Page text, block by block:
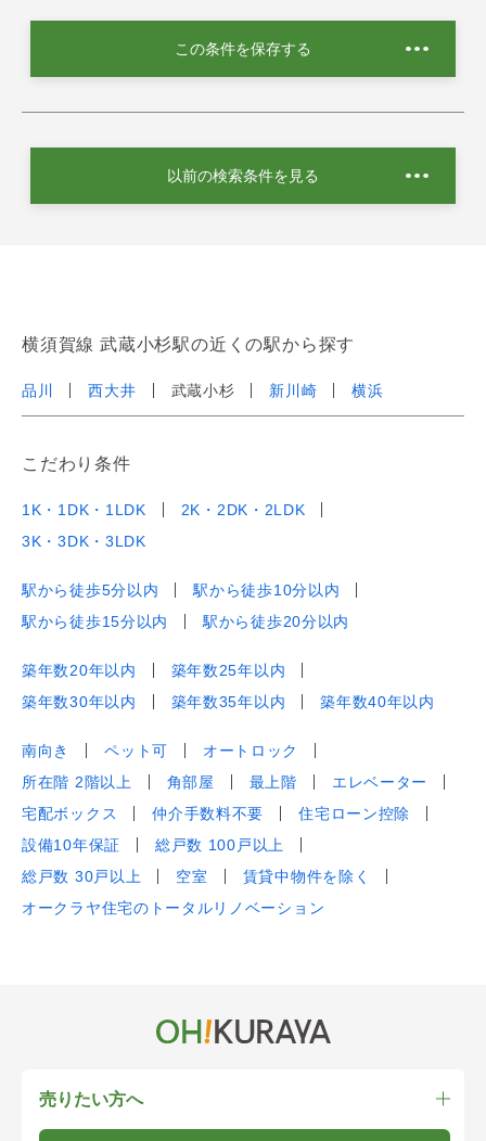
この条件を保存する
以前の検索条件を見る
横須賀線 武蔵小杉駅の近くの駅から探す
品川 西大井 武蔵小杉 新川崎 横浜
こだわり条件
1K・1DK・1LDK
2K・2DK・2LDK
3K・3DK・3LDK
駅から徒歩5分以内
駅から徒歩10分以内
駅から徒歩15分以内
駅から徒歩20分以内
築年数20年以内
築年数25年以内
築年数30年以内
築年数35年以内 築年数40年以内
南向き ペット可
オートロック
所在階 2階以上
角部屋 最上階
エレベーター
宅配ボックス
仲介手数料不要
住宅ローン控除
設備10年保証
総戸数 100戸以上
総戸数 30戸以上
空室
賃貸中物件を除く
オークラヤ住宅のトータルリノベーション
売りたい方へ